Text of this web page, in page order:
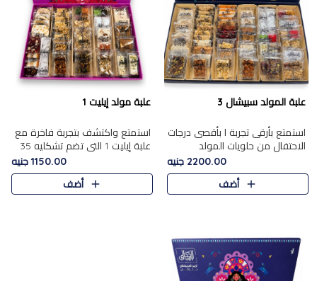
علبة المولد سبيشال 3
استمتع بأرقى تجربة ا بأقصى درجات
الاحتفال من حلويات المولد
المصريه الأصيلة مع هذه الفخامة
مع علبة سبيشال 3 التي تضم 56
قطعة من تشكيلة استثن..
2200.00 جنيه
أضف
علبة مولد إيليت 1
استمتع واكتشف بتجربة فاخرة مع
علبة إيليت 1 التي تضم تشكليه 35
قطعة من أرقى حلويات المولد
المصري الأصيلة ,معروضة بشكل
جميل في علبة أنيقة ، في..
1150.00 جنيه
أضف